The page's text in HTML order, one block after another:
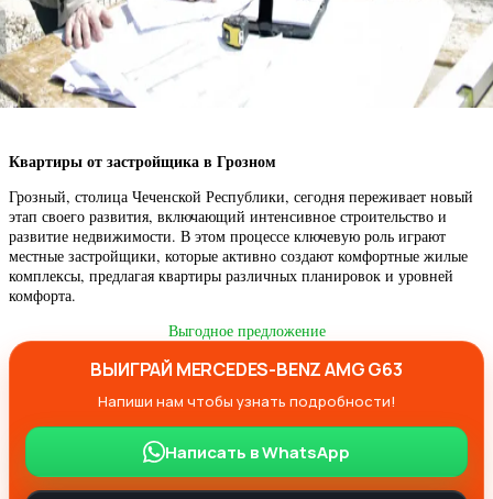
Квартиры от застройщика в Грозном
Грозный, столица Чеченской Республики, сегодня переживает новый
этап своего развития, включающий интенсивное строительство и
развитие недвижимости. В этом процессе ключевую роль играют
местные застройщики, которые активно создают комфортные жилые
комплексы, предлагая квартиры различных планировок и уровней
комфорта.
Выгодное предложение
ВЫИГРАЙ MERCEDES-BENZ AMG G63
Напиши нам чтобы узнать подробности!
Написать в WhatsApp